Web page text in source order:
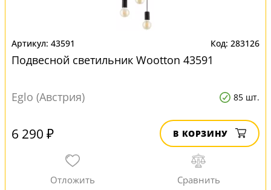
43591 283126
Подвесной светильник Wootton 43591
Eglo (Австрия) 85 шт.
6 290 ₽ В КОРЗИНУ